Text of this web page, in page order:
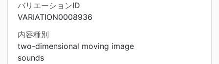
バリエーションID
VARIATION0008936
内容種別
two-dimensional moving image
sounds